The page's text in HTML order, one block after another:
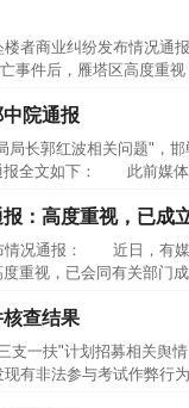
者商业纠纷发布情况
事件后，雁塔区高度重
院通报
长郭红波相关问题"，邯
全文如下： 此前媒体
：高度重视，已成
况通报： 近日，有媒
重视，已会同有关部门
查结果
一扶"计划招募相关舆
有非法参与考试作弊行